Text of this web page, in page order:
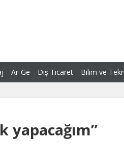
Ar-Ge Dış Ticaret Bilim ve
yapacağım”